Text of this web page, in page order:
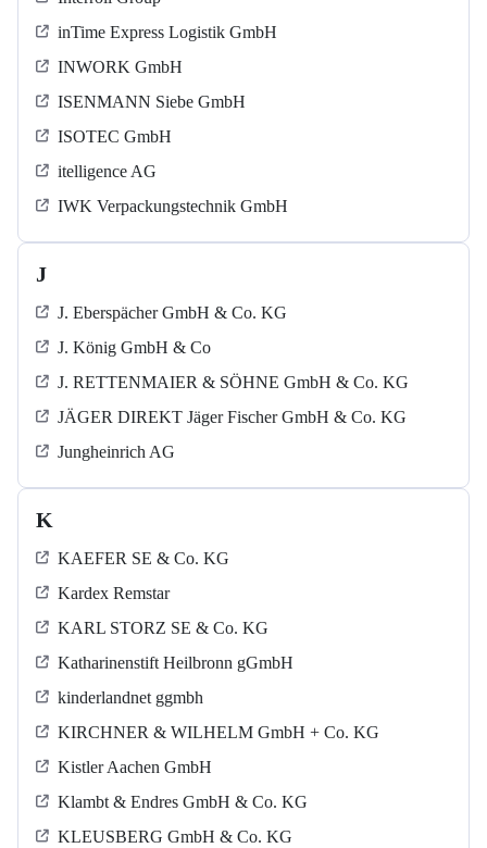
inTime Express Logistik GmbH
INWORK GmbH
ISENMANN Siebe GmbH
ISOTEC GmbH
itelligence AG
IWK Verpackungstechnik GmbH
J
J. Eberspächer GmbH & Co. KG
J. König GmbH & Co
J. RETTENMAIER & SÖHNE GmbH & Co. KG
JÄGER DIREKT Jäger Fischer GmbH & Co. KG
Jungheinrich AG
K
KAEFER SE & Co. KG
Kardex Remstar
KARL STORZ SE & Co. KG
Katharinenstift Heilbronn gGmbH
kinderlandnet ggmbh
KIRCHNER & WILHELM GmbH + Co. KG
Kistler Aachen GmbH
Klambt & Endres GmbH & Co. KG
KLEUSBERG GmbH & Co. KG